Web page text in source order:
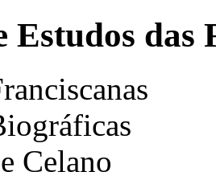
Estudos das
Celano